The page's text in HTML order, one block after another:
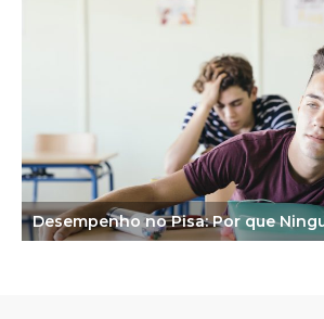
Desempenho no Pisa: Por que